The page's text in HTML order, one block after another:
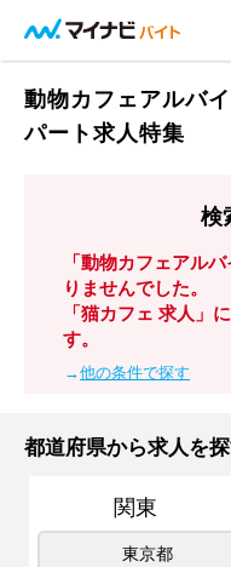
動物カフェアルバ
パート求人特集
検
「動物カフェアル
りませんでした。
「猫カフェ 求人」
す。
→他の条件で探す
都道府県から求人を
関東
東京都